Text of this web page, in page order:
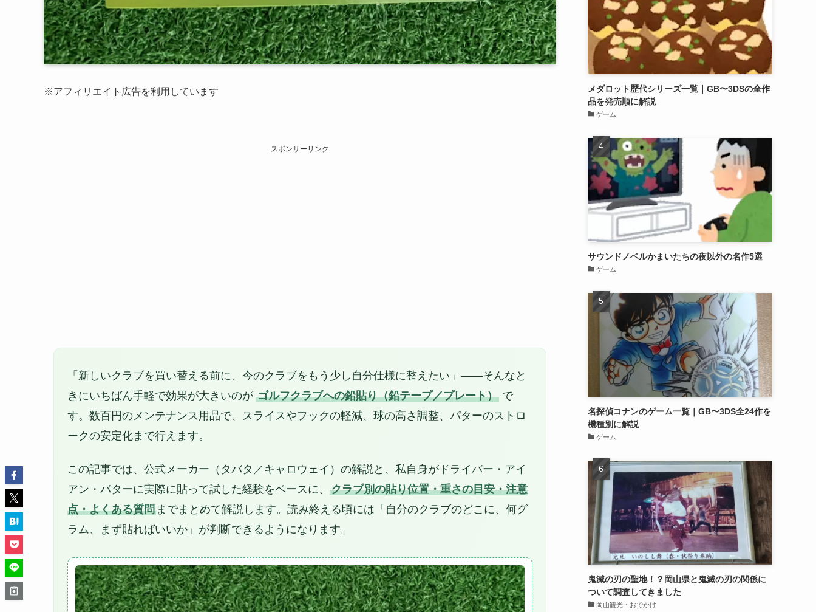
※アフィリエイト広告を利用しています
スポンサーリンク
「新しいクラブを買い替える前に、今のクラブをもう少し自分仕様に整えたい」——そんなと
きにいちばん手軽で効果が大きいのが ゴルフクラブへの鉛貼り（鉛テープ／プレート）で
す。数百円のメンテナンス用品で、スライスやフックの軽減、球の高さ調整、パターのストロ
ークの安定化まで行えます。
この記事では、公式メーカー（タバタ／キャロウェイ）の解説と、私自身がドライバー・アイ
アン・パターに実際に貼って試した経験をベースに、 クラブ別の貼り位置・重さの目安・注意
点・よくある質問までまとめて解説します。読み終える頃には「自分のクラブのどこに、何グ
ラム、まず貼ればいいか」が判断できるようになります。
メダロット歴代シリーズ一覧｜GB〜3DSの全作
品を発売順に解説
ゲーム
サウンドノベルかまいたちの夜以外の名作5選
ゲーム
名探偵コナンのゲーム一覧｜GB〜3DS全24作を
機種別に解説
ゲーム
鬼滅の刃の聖地！？岡山県と鬼滅の刃の関係に
ついて調査してきました
岡山観光・おでかけ